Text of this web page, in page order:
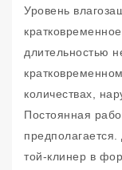
Уровень
длительностью
количествах,
Постоянная
той-клинер в